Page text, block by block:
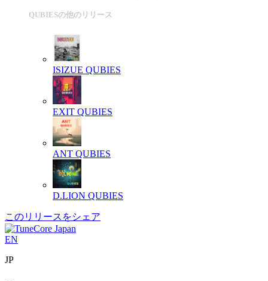
QUBIESの他のリリース
ISIZUE QUBIES
EXIT QUBIES
ANT QUBIES
D.LION QUBIES
このリリースをシェア
EN
JP